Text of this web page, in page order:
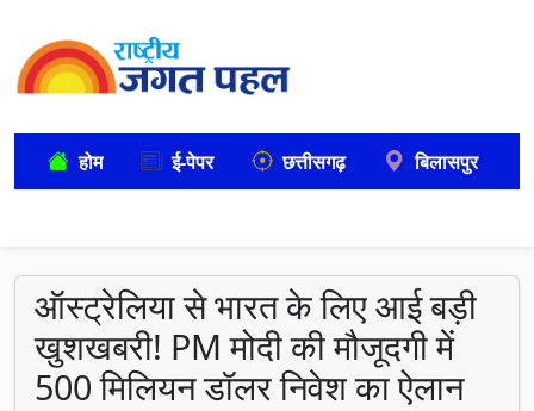
होम ई-पेपर छत्तीसगढ़ बिलासपुर
ऑस्ट्रेलिया से भारत के लिए आई बड़ी
खुशखबरी! PM मोदी की मौजूदगी में
500 मिलियन डॉलर निवेश का ऐलान